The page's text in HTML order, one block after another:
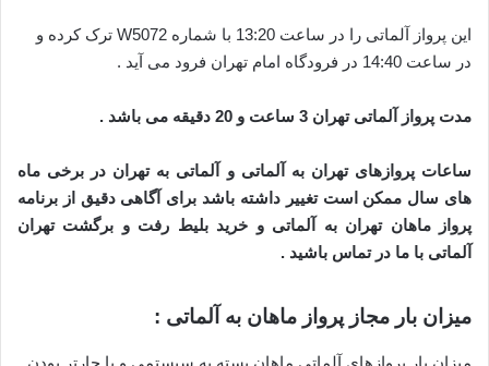
این پرواز آلماتی را در ساعت 13:20 با شماره W5072 ترک کرده و
در ساعت 14:40 در فرودگاه امام تهران فرود می آید .
مدت پرواز آلماتی تهران 3 ساعت و 20 دقیقه می باشد .
ساعات پروازهای تهران به آلماتی و آلماتی به تهران در برخی ماه
های سال ممکن است تغییر داشته باشد برای آگاهی دقیق از برنامه
پرواز ماهان تهران به آلماتی و خرید بلیط رفت و برگشت تهران
آلماتی با ما در تماس باشید .
میزان بار مجاز پرواز ماهان به آلماتی :
میزان بار پروازهای آلماتی ماهان بسته به سیستمی و یا چارتر بودن